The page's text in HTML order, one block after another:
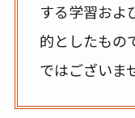
する学習およ
的としたもの
ではございま